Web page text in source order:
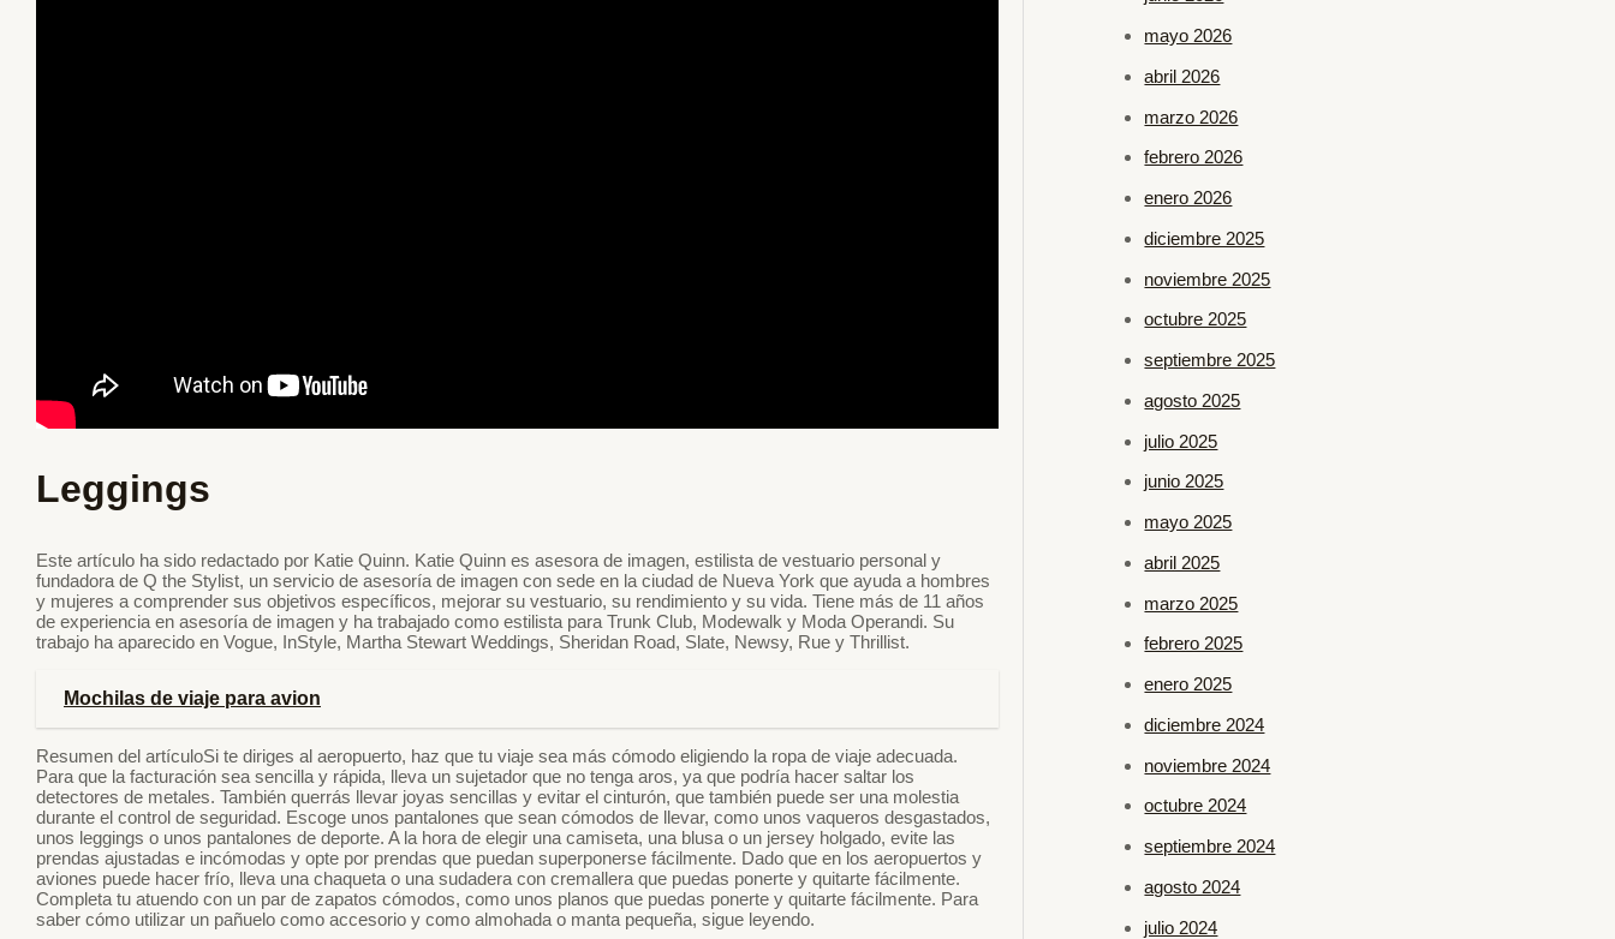
Leggings
Este artículo ha sido redactado por Katie Quinn. Katie Quinn es asesora de imagen, estilista de vestuario personal y
fundadora de Q the Stylist, un servicio de asesoría de imagen con sede en la ciudad de Nueva York que ayuda a hombres
y mujeres a comprender sus objetivos específicos, mejorar su vestuario, su rendimiento y su vida. Tiene más de 11 años
de experiencia en asesoría de imagen y ha trabajado como estilista para Trunk Club, Modewalk y Moda Operandi. Su
trabajo ha aparecido en Vogue, InStyle, Martha Stewart Weddings, Sheridan Road, Slate, Newsy, Rue y Thrillist.
Mochilas de viaje para avion
Resumen del artículoSi te diriges al aeropuerto, haz que tu viaje sea más cómodo eligiendo la ropa de viaje adecuada.
Para que la facturación sea sencilla y rápida, lleva un sujetador que no tenga aros, ya que podría hacer saltar los
detectores de metales. También querrás llevar joyas sencillas y evitar el cinturón, que también puede ser una molestia
durante el control de seguridad. Escoge unos pantalones que sean cómodos de llevar, como unos vaqueros desgastados,
unos leggings o unos pantalones de deporte. A la hora de elegir una camiseta, una blusa o un jersey holgado, evite las
prendas ajustadas e incómodas y opte por prendas que puedan superponerse fácilmente. Dado que en los aeropuertos y
aviones puede hacer frío, lleva una chaqueta o una sudadera con cremallera que puedas ponerte y quitarte fácilmente.
Completa tu atuendo con un par de zapatos cómodos, como unos planos que puedas ponerte y quitarte fácilmente. Para
saber cómo utilizar un pañuelo como accesorio y como almohada o manta pequeña, sigue leyendo.
mayo 2026
abril 2026
marzo 2026
febrero 2026
enero 2026
diciembre 2025
noviembre 2025
octubre 2025
septiembre 2025
agosto 2025
julio 2025
junio 2025
mayo 2025
abril 2025
marzo 2025
febrero 2025
enero 2025
diciembre 2024
noviembre 2024
octubre 2024
septiembre 2024
agosto 2024
julio 2024